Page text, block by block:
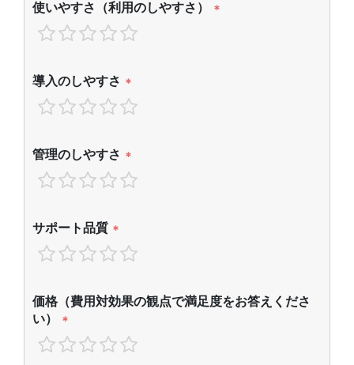
使いやすさ（利用のしやすさ） *
導入のしやすさ *
管理のしやすさ *
サポート品質 *
価格（費用対効果の観点で満足度をお答えくださ
い）
*